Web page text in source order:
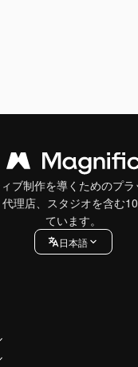
ブ制作を導くためのプ
理店、スタジオを含む
ています。
日本語